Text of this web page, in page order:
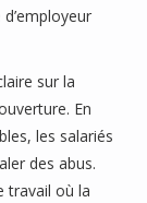
sur la
En
les salariés
des abus.
travail où la